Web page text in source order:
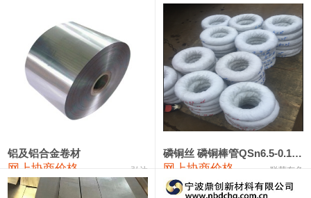
331,000 -10,000
89,000—95,000 92,000 1,000
2#锑 85,000—91,000 88,000 1,000
1#镁 17,000—18,000 17,500 0
18,900—19,100 19,000 100
1#电解锰(99.7%袋装) 18,000—18,200 18,100 100
1#铬 60,000—82,000
铝及铝合金卷材
网上协商价格 弘达
磷铜丝 磷铜棒管QSn6.5-0.1 7-0.2 8-0.3
网上协商价格 联荣有色